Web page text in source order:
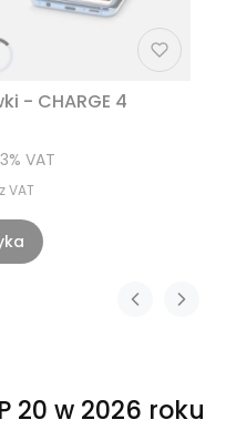
- CHARGE 4
VAT
VAT
20 w 2026 roku